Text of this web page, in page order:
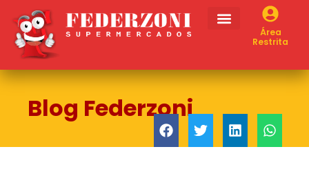
Área
Restrita
Blog Federzoni